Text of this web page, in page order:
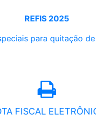
REFIS 2025
para quitação
FISCAL